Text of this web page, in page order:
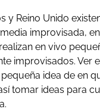
y Reino Unido
improvisada,
en vivo
improvisados. Ver
idea de en
tomar ideas para